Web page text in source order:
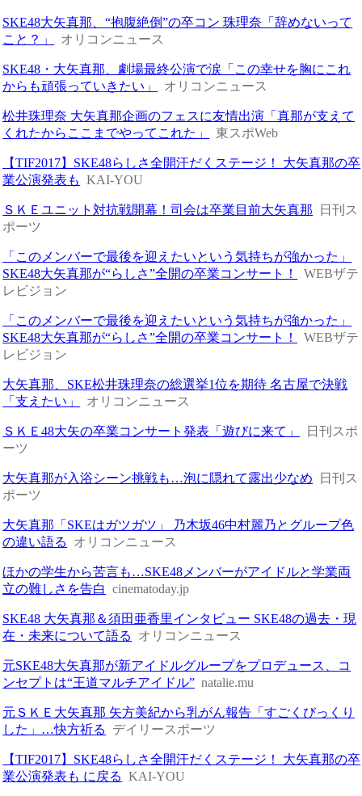
SKE48大矢真那、“抱腹絶倒”の卒コン 珠理奈「辞めないって
こと？」
オリコンニュース
SKE48・大矢真那、劇場最終公演で涙「この幸せを胸にこれ
からも頑張っていきたい」
オリコンニュース
松井珠理奈 大矢真那企画のフェスに友情出演「真那が支えて
くれたからここまでやってこれた」
東スポWeb
【TIF2017】SKE48らしさ全開汗だくステージ！ 大矢真那の卒
業公演発表も KAI-YOU
ＳＫＥユニット対抗戦開幕！司会は卒業目前大矢真那
日刊ス
ポーツ
「このメンバーで最後を迎えたいという気持ちが強かった」
SKE48大矢真那が“らしさ”全開の卒業コンサート！
WEBザテ
レビジョン
「このメンバーで最後を迎えたいという気持ちが強かった」
SKE48大矢真那が“らしさ”全開の卒業コンサート！
WEBザテ
レビジョン
大矢真那、SKE松井珠理奈の総選挙1位を期待 名古屋で決戦
「支えたい」
オリコンニュース
ＳＫＥ48大矢の卒業コンサート発表「遊びに来て」
日刊スポ
ーツ
大矢真那が入浴シーン挑戦も…泡に隠れて露出少なめ
日刊ス
ポーツ
大矢真那「SKEはガツガツ」 乃木坂46中村麗乃とグループ色
の違い語る
オリコンニュース
ほかの学生から苦言も…SKE48メンバーがアイドルと学業両
立の難しさを告白 cinematoday.jp
SKE48 大矢真那＆須田亜香里インタビュー SKE48の過去・現
在・未来について語る
オリコンニュース
元SKE48大矢真那が新アイドルグループをプロデュース、コ
ンセプトは“王道マルチアイドル” natalie.mu
元ＳＫＥ大矢真那 矢方美紀から乳がん報告「すごくびっくり
した」…快方祈る
デイリースポーツ
【TIF2017】SKE48らしさ全開汗だくステージ！ 大矢真那の卒
業公演発表も に戻る KAI-YOU